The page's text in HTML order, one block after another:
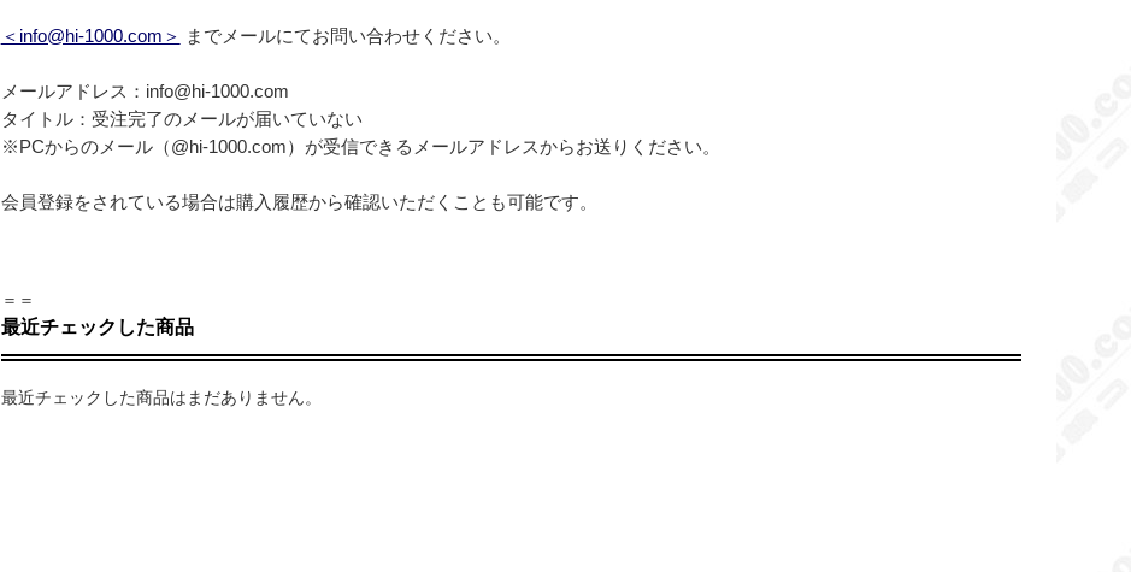
＜info@hi-1000.com＞ までメールにてお問い合わせください。
メールアドレス：info@hi-1000.com
タイトル：受注完了のメールが届いていない
※PCからのメール（@hi-1000.com）が受信できるメールアドレスからお送りください。
会員登録をされている場合は購入履歴から確認いただくことも可能です。
＝＝
最近チェックした商品
最近チェックした商品はまだありません。